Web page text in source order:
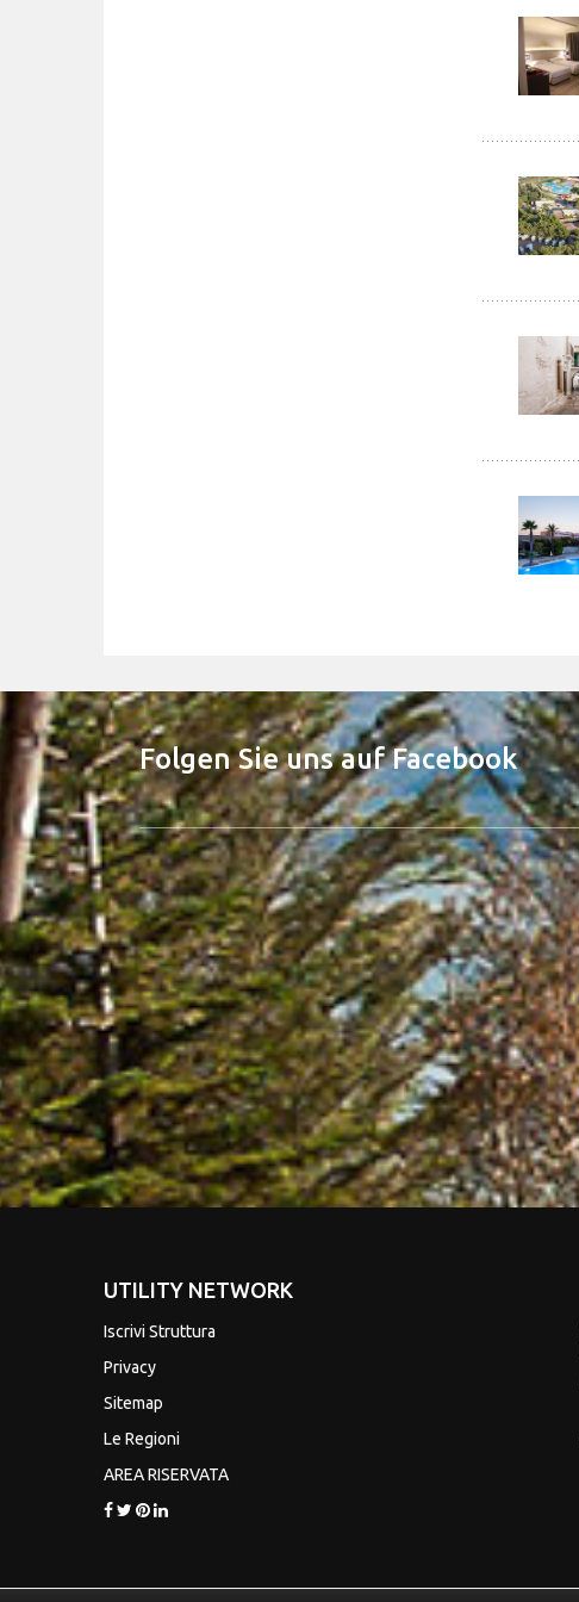
Folgen Sie uns auf Facebook
UTILITY NETWORK
Iscrivi Struttura
Privacy
Sitemap
Le Regioni
AREA RISERVATA